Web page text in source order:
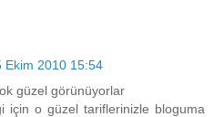
Ekim 2010 15:54
güzel görünüyorlar
için o güzel tariflerinizle bloguma